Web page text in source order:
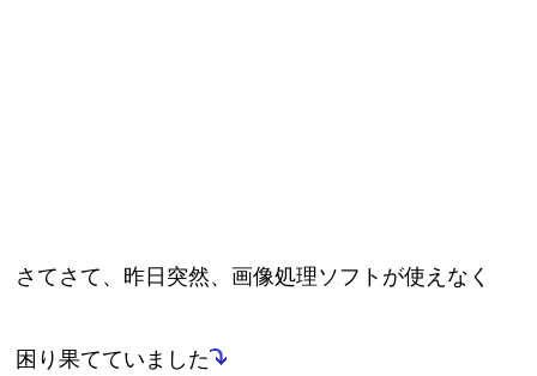
さてさて、昨日突然、画像処理ソフトが使えなく
困り果てていました